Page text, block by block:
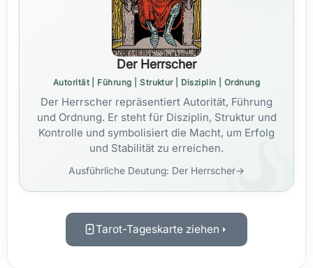
Der Herrscher
Autorität | Führung | Struktur | Disziplin | Ordnung
Der Herrscher repräsentiert Autorität, Führung
und Ordnung. Er steht für Disziplin, Struktur und
Kontrolle und symbolisiert die Macht, um Erfolg
und Stabilität zu erreichen.
Ausführliche Deutung: Der Herrscher→
Tarot-Tageskarte ziehen